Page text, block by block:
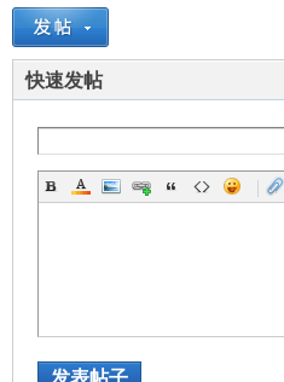
快速发帖
|
发表帖子